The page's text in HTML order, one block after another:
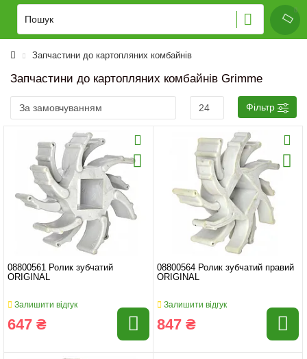
Запчастини до картопляних комбайнів
Запчастини до картопляних комбайнів Grimme
Фільтр
08800561 Ролик зубчатий
ORIGINAL
Залишити відгук
647 ₴
08800564 Ролик зубчатий правий
ORIGINAL
Залишити відгук
847 ₴